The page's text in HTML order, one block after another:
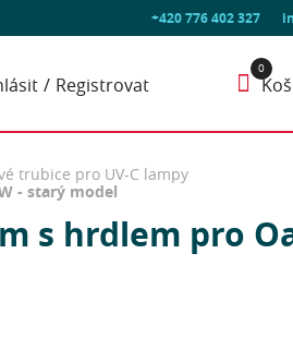
+420 776 402 327
Registrovat
trubice pro UV-C lampy
- starý model
s hrdlem pro